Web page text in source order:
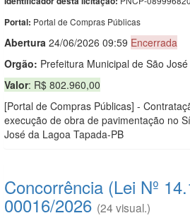
Portal: Portal de Compras Públicas
Abertura 24/06/2026 09:59 Encerrada
Orgão: Prefeitura Municipal de São
Valor: R$ 802.960,00
[Portal de Compras Públicas] -
execução de obra de pavimentação no
José da Lagoa Tapada-PB
Concorrência (Lei Nº
00016/2026 (24 visual.)